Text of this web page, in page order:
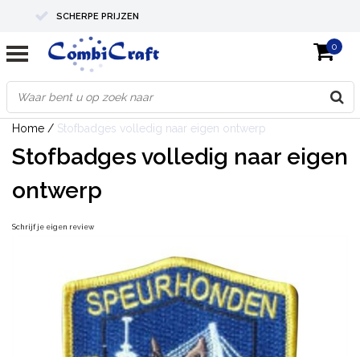
SCHERPE PRIJZEN
PROFESSIONELE KWALITEIT
EXPERTS IN MAATWERK
0
Home / Stofbadges volledig naar eigen ontwerp
Stofbadges volledig naar eigen
ontwerp
Schrijf je eigen review